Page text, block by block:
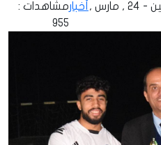
أضيف في : الإثنين - 24 , مارس , أخبارمشاهدات :
955